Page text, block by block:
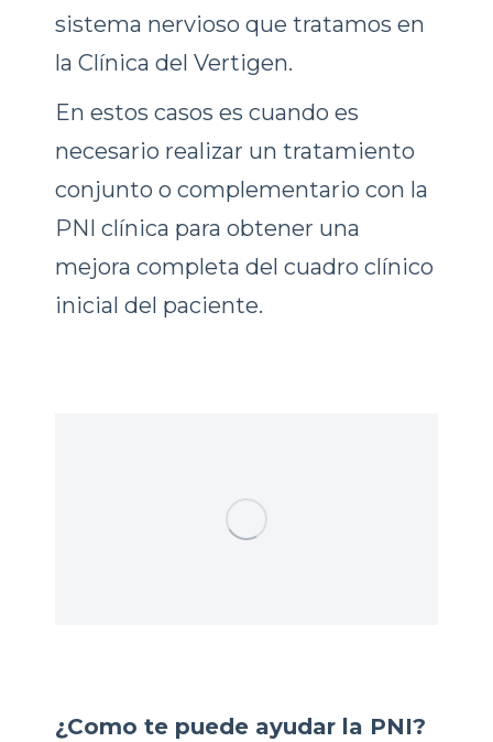
sistema nervioso que tratamos en
la Clínica del Vertigen.
En estos casos es cuando es
necesario realizar un tratamiento
conjunto o complementario con la
PNI clínica para obtener una
mejora completa del cuadro clínico
inicial del paciente.
¿Como te puede ayudar la PNI?